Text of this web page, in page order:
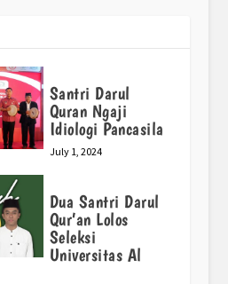
Santri Darul
Quran Ngaji
Idiologi Pancasila
July 1, 2024
Dua Santri Darul
Qur’an Lolos
Seleksi
Universitas Al